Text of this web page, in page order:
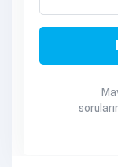
yapılmaktadır.
personeli de